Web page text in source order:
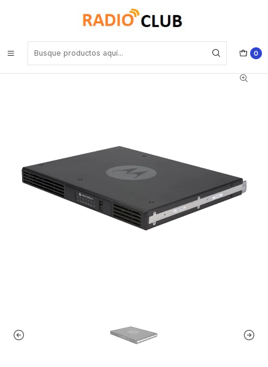
0
Motorola SLR 5100 MOTOTRBO™ VHF 136-174MHz 64CH DMR 50W
Repetidor comunicaciones de voz y datos confiables Precio con iva